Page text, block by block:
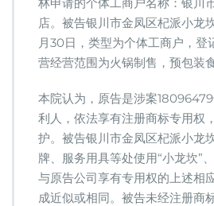
店。被告银川市金凤区杞派小龙
月30日，类型为个体工商户，登
营经营范围为火锅制售，预包装
本院认为，原告是涉案
利人，依法享有注册商标专用权
护。被告银川市金凤区杞派小龙
牌、服务用具等处使用“小龙坎”
与原告公司享有专用权的上述相
成近似或相同。被告未经注册商